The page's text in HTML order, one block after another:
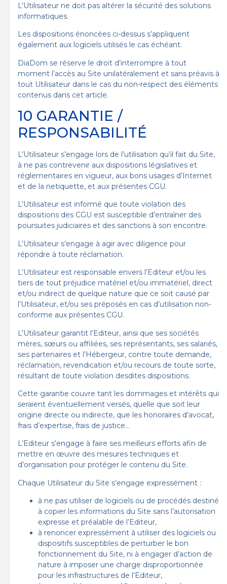
L’Utilisateur ne doit pas altérer la sécurité des solutions
informatiques.
Les dispositions énoncées ci-dessus s’appliquent
également aux logiciels utilisés le cas échéant.
DiaDom se réserve le droit d’interrompre à tout
moment l’accès au Site unilatéralement et sans préavis à
tout Utilisateur dans le cas du non-respect des éléments
contenus dans cet article.
10 GARANTIE /
RESPONSABILITÉ
L’Utilisateur s’engage lors de l’utilisation qu’il fait du Site,
à ne pas contrevenir aux dispositions législatives et
réglementaires en vigueur, aux bons usages d’Internet
et de la netiquette, et aux présentes CGU.
L’Utilisateur est informé que toute violation des
dispositions des CGU est susceptible d’entraîner des
poursuites judiciaires et des sanctions à son encontre.
L’Utilisateur s’engage à agir avec diligence pour
répondre à toute réclamation.
L’Utilisateur est responsable envers l’Editeur et/ou les
tiers de tout préjudice matériel et/ou immatériel, direct
et/ou indirect de quelque nature que ce soit causé par
l’Utilisateur, et/ou ses préposés en cas d’utilisation non-
conforme aux présentes CGU.
L’Utilisateur garantit l’Editeur, ainsi que ses sociétés
mères, sœurs ou affiliées, ses représentants, ses salariés,
ses partenaires et l’Hébergeur, contre toute demande,
réclamation, revendication et/ou recours de toute sorte,
résultant de toute violation desdites dispositions.
Cette garantie couvre tant les dommages et intérêts qui
seraient éventuellement versés, quelle que soit leur
origine directe ou indirecte, que les honoraires d’avocat,
frais d’expertise, frais de justice…
L’Editeur s’engage à faire ses meilleurs efforts afin de
mettre en œuvre des mesures techniques et
d’organisation pour protéger le contenu du Site.
Chaque Utilisateur du Site s’engage expressément :
à ne pas utiliser de logiciels ou de procédés destiné
à copier les informations du Site sans l’autorisation
expresse et préalable de l’Editeur,
à renoncer expressément à utiliser des logiciels ou
dispositifs susceptibles de perturber le bon
fonctionnement du Site, ni à engager d’action de
nature à imposer une charge disproportionnée
pour les infrastructures de l’Editeur,